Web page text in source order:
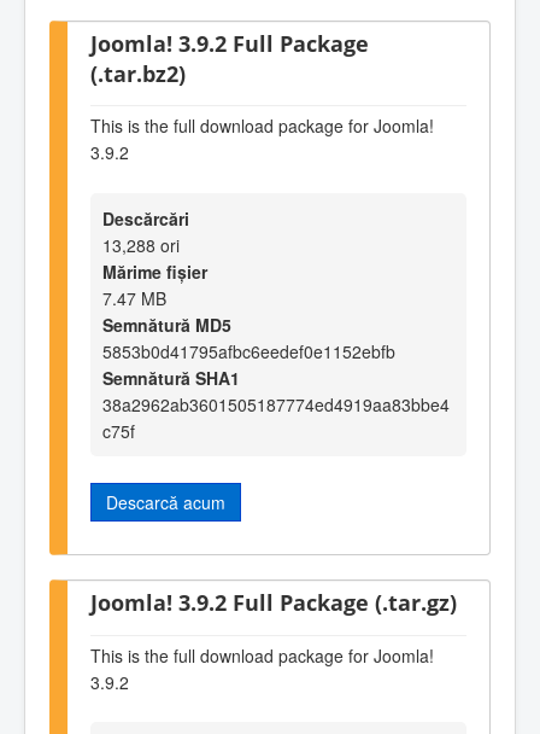
Joomla! 3.9.2 Full Package
(.tar.bz2)
This is the full download package for Joomla!
3.9.2
Descărcări
13,288 ori
Mărime fișier
7.47 MB
Semnătură MD5
5853b0d41795afbc6eedef0e1152ebfb
Semnătură SHA1
38a2962ab3601505187774ed4919aa83bbe4
c75f
Descarcă acum
Joomla! 3.9.2 Full Package (.tar.gz)
This is the full download package for Joomla!
3.9.2